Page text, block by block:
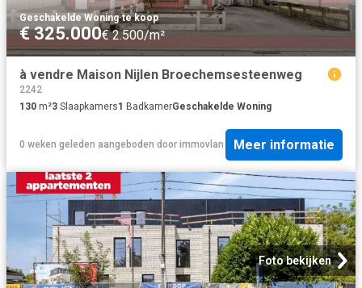
Geschakelde Woning·te koop
€ 325.000€ 2.500/m²
à vendre Maison Nijlen Broechemsesteenweg
2242
130 m²3 Slaapkamers1 BadkamerGeschakelde Woning
0 weken geleden aangeboden door immovlan Meer informatie
Foto bekijken